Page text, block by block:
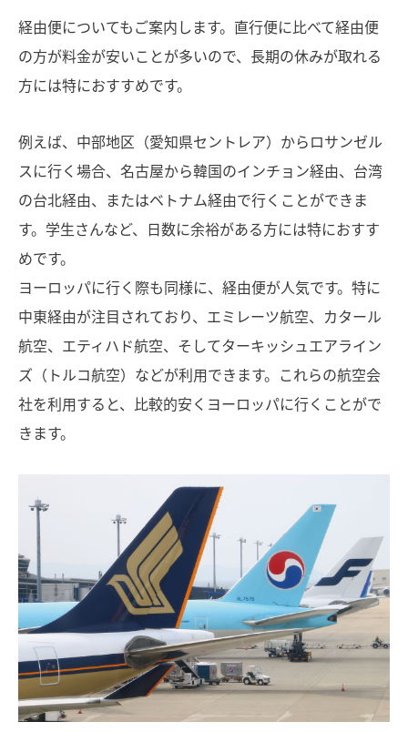
経由便についてもご案内します。直行便に比べて経由便
の方が料金が安いことが多いので、長期の休みが取れる
方には特におすすめです。
例えば、中部地区（愛知県セントレア）からロサンゼル
スに行く場合、名古屋から韓国のインチョン経由、台湾
の台北経由、またはベトナム経由で行くことができま
す。学生さんなど、日数に余裕がある方には特におすす
めです。
ヨーロッパに行く際も同様に、経由便が人気です。特に
中東経由が注目されており、エミレーツ航空、カタール
航空、エティハド航空、そしてターキッシュエアライン
ズ（トルコ航空）などが利用できます。これらの航空会
社を利用すると、比較的安くヨーロッパに行くことがで
きます。